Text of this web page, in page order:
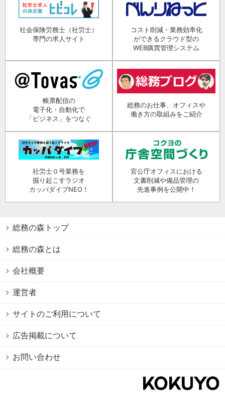
社会保険労務士（社労士）
専門の求人サイト
コスト削減・業務効率化
ができるクラウド型の
WEB購買管理システム
帳票配信の
電子化・自動化で
「ビジネス」をつなぐ
総務のお仕事、オフィスや
働き方の取組みをご紹介
社労士０号業務を
掘り起こすラジオ
カッパダイブNEO！
官公庁オフィスにおける
文書削減や備品管理の
先進事例を公開中！
総務の森トップ
総務の森とは
会社概要
運営者
サイトのご利用について
広告掲載について
お問い合わせ